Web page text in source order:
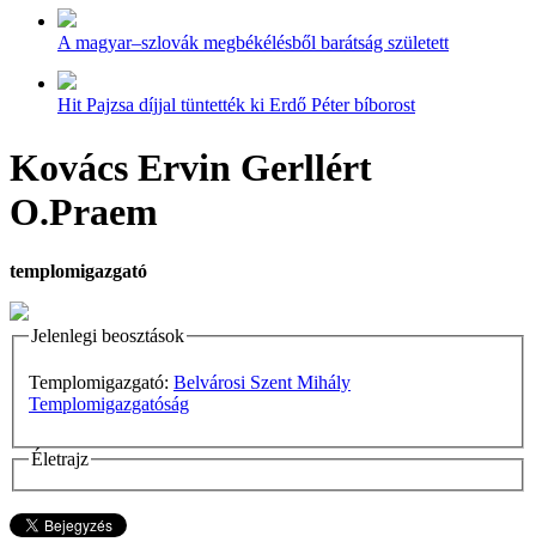
A magyar–szlovák megbékélésből barátság született
Hit Pajzsa díjjal tüntették ki Erdő Péter bíborost
Kovács Ervin Gerllért
O.Praem
templomigazgató
Jelenlegi beosztások
Templomigazgató: Belvárosi Szent Mihály
Templomigazgatóság
Életrajz